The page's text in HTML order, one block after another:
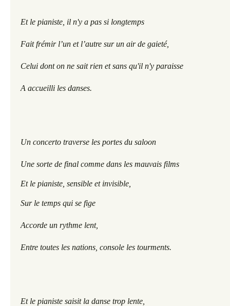
Et le pianiste, il n'y a pas si longtemps
Fait frémir l’un et l’autre sur un air de gaieté,
Celui dont on ne sait rien et sans qu'il n'y paraisse
A accueilli les danses.
Un concerto traverse les portes du saloon
Une sorte de final comme dans les mauvais films
Et le pianiste, sensible et invisible,
Sur le temps qui se fige
Accorde un rythme lent,
Entre toutes les nations, console les tourments.
Et le pianiste saisit la danse trop lente,